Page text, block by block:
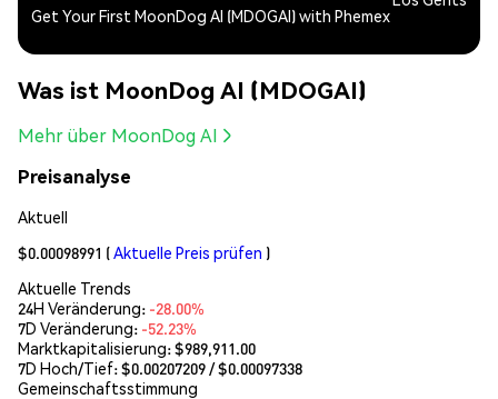
Get Your First MoonDog AI (MDOGAI) with Phemex
Was ist MoonDog AI (MDOGAI)
Mehr über MoonDog AI
Preisanalyse
Aktuell
$0.00098991 (Aktuelle Preis prüfen )
Aktuelle Trends
24H Veränderung: -28.00%
7D Veränderung: -52.23%
Marktkapitalisierung:$989,911.00
7D Hoch/Tief: $0.00207209/ $0.00097338
Gemeinschaftsstimmung